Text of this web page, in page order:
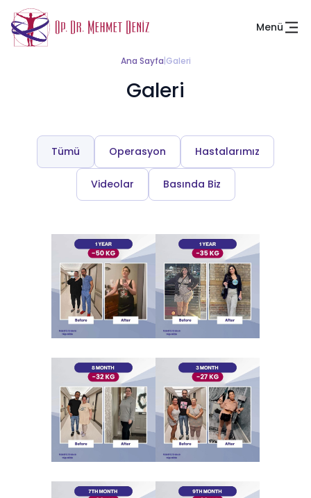
Menü
Ana Sayfa|Galeri
Galeri
Tümü Operasyon Hastalarımız
Videolar Basında Biz